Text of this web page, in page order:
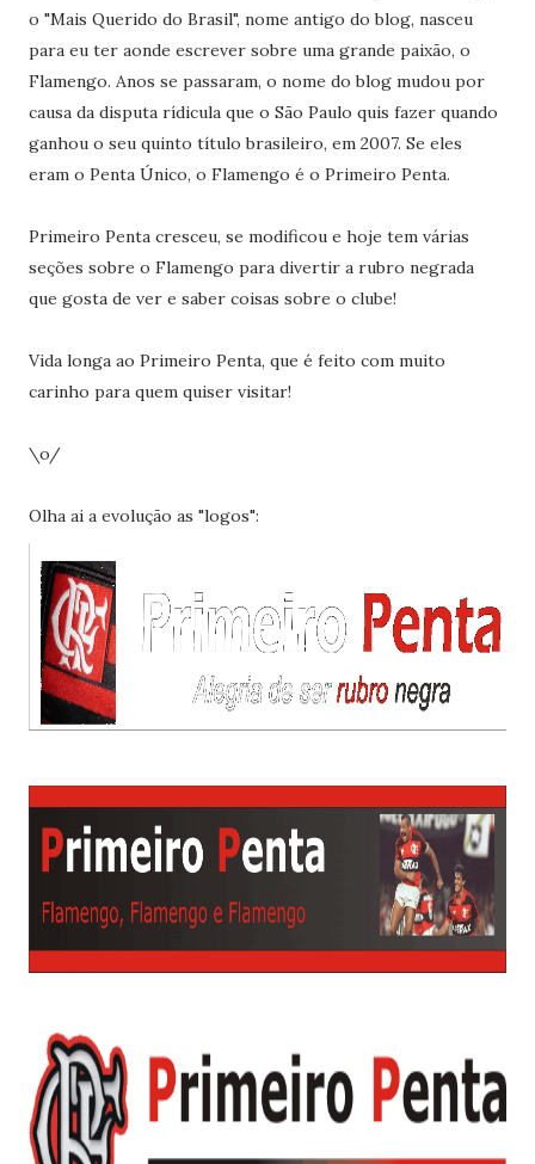
o "Mais Querido do Brasil", nome antigo do blog, nasceu
para eu ter aonde escrever sobre uma grande paixão, o
Flamengo. Anos se passaram, o nome do blog mudou por
causa da disputa rídicula que o São Paulo quis fazer quando
ganhou o seu quinto título brasileiro, em 2007. Se eles
eram o Penta Único, o Flamengo é o Primeiro Penta.
Primeiro Penta cresceu, se modificou e hoje tem várias
seções sobre o Flamengo para divertir a rubro negrada
que gosta de ver e saber coisas sobre o clube!
Vida longa ao Primeiro Penta, que é feito com muito
carinho para quem quiser visitar!
\o/
Olha ai a evolução as "logos":